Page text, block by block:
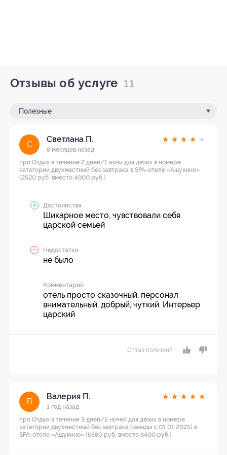
Отзывы об услуге 11
Полезные
С
Светлана П.
8 месяцев назад
★ ★ ★ ★ ★
про Отдых в течение 2 дней/1 ночи для двоих в номере
категории двухместный без завтрака в SPA-отеле «Ашукино»
(2520 руб. вместо 4000 руб.)
Достоинства
Шикарное место, чувствовали себя
царской семьей
Недостатки
не было
Комментарий
отель просто сказочный, персонал
внимательный, добрый, чуткий. Интерьер
царский
Отзыв полезен?
В
Валерия П.
1 год назад
★ ★ ★ ★ ★
про Отдых в течение 3 дней/2 ночей для двоих в номере
категории двухместный без завтрака (заезды с 01.01.2025) в
SPA-отеле «Ашукино» (5880 руб. вместо 8400 руб.)